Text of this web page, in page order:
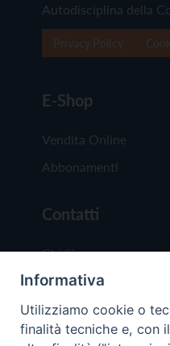
Autodisciplina della
E-Shop
Vendita Online
Abbonamenti
Contatti
Chi Siamo
Redazione
Scrivici
Informativa
Utilizziamo cookie o
finalità tecniche e, con